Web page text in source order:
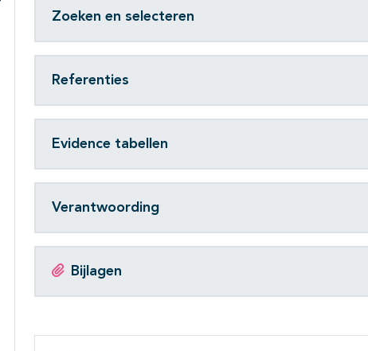
Subpagina's open- en dichtklappen
Zoeken en selecteren
Referenties
Evidence tabellen
Verantwoording
Bijlagen